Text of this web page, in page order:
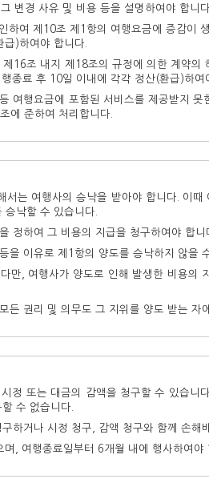
으로 그 변경 사유 및 비용 등을 설명하여야 합니다.
여 제10조 제1항의 여행요금에 증감이
)하여야 합니다.
16조 내지 제18조의 규정에 의한 계약의
종료 후 10일 이내에 각각 정산(환급)하여
여행요금에 포함된 서비스를 제공받지
에 준하여 처리합니다.
는 여행사의 승낙을 받아야 합니다. 이
낙할 수 있습니다.
정하여 그 비용의 지급을 청구하여야 합니
이유로 제1항의 양도를 승낙하지 않을
만, 여행사가 양도로 인해 발생한 비용의
권리 및 의무도 그 지위를 양도 받는 자
정 또는 대금의 감액을 청구할 수 있습니
수 없습니다.
하거나 시정 청구, 감액 청구와 함께 손해
, 여행종료일부터 6개월 내에 행사하여야